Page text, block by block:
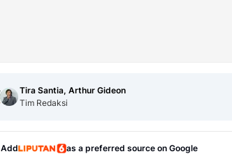
Tira Santia, Arthur Gideon
Tim Redaksi
Add as a preferred source on Google